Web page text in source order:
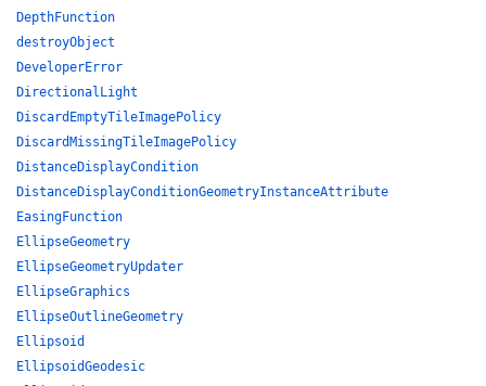
DepthFunction
destroyObject
DeveloperError
DirectionalLight
DiscardEmptyTileImagePolicy
DiscardMissingTileImagePolicy
DistanceDisplayCondition
DistanceDisplayConditionGeometryInstanceAttribute
EasingFunction
EllipseGeometry
EllipseGeometryUpdater
EllipseGraphics
EllipseOutlineGeometry
Ellipsoid
EllipsoidGeodesic